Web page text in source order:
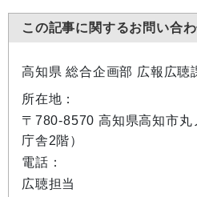
この記事に関するお問い合
高知県 総合企画部 広報広聴
所在地：
〒780-8570 高知県高知市丸
庁舎2階）
電話：
広聴担当